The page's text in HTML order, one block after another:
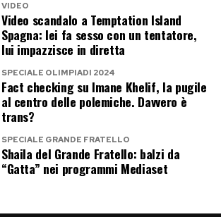
VIDEO
Video scandalo a Temptation Island
Spagna: lei fa sesso con un tentatore,
lui impazzisce in diretta
SPECIALE OLIMPIADI 2024
Fact checking su Imane Khelif, la pugile
al centro delle polemiche. Davvero è
trans?
SPECIALE GRANDE FRATELLO
Shaila del Grande Fratello: balzi da
“Gatta” nei programmi Mediaset